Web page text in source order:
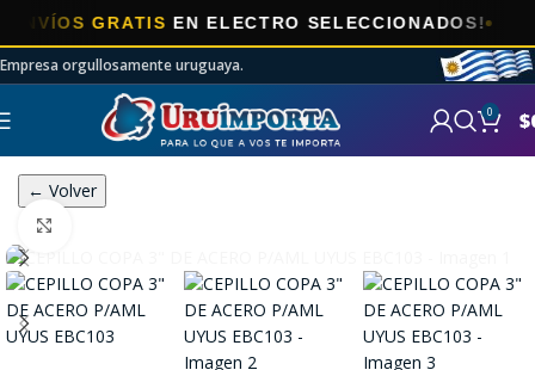
GRATISEN ELECTRO SELECCIONADOS!
Empresa orgullosamente uruguaya.
0 $
← Volver